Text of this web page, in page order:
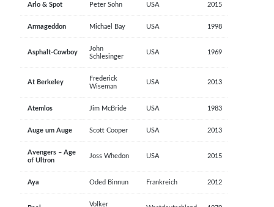
Arlo & Spot Peter Sohn USA 2015
Armageddon Michael Bay USA 1998
Asphalt-Cowboy
John
Schlesinger
USA 1969
At Berkeley
Frederick
Wiseman
USA 2013
Atemlos Jim McBride USA 1983
Auge um Auge Scott Cooper USA 2013
Avengers – Age
of Ultron
Joss Whedon USA 2015
Aya Oded Binnun Frankreich 2012
Volker